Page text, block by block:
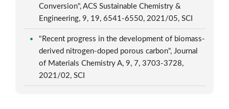
Conversion", ACS Sustainable Chemistry &
Engineering, 9, 19, 6541-6550, 2021/05, SCI
"Recent progress in the development of biomass-
derived nitrogen-doped porous carbon", Journal
of Materials Chemistry A, 9, 7, 3703-3728,
2021/02, SCI